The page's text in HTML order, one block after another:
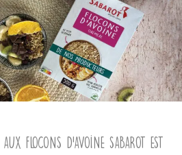
flocons d’avoine Sabarot est